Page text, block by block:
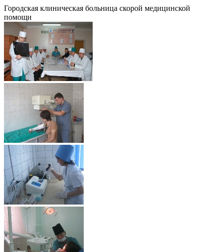
Городская клиническая больница скорой медицинской
помощи